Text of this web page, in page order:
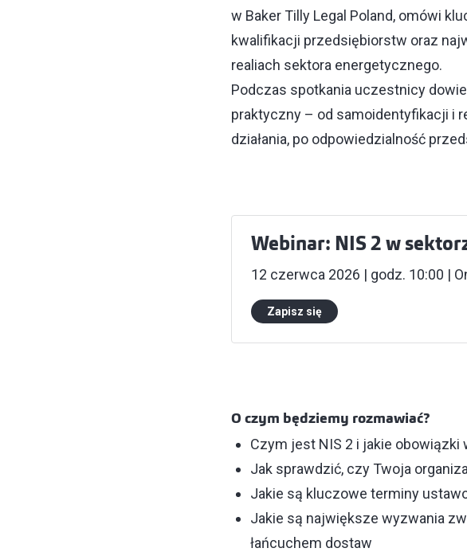
w Baker Tilly Legal Poland, omówi
kwalifikacji przedsiębiorstw oraz
realiach sektora energetycznego.
Podczas spotkania uczestnicy
praktyczny – od samoidentyfikacji i
działania, po odpowiedzialność
Webinar: NIS 2 w
12 czerwca 2026 | godz. 10:00 |
Zapisz się
O czym będziemy rozmawiać?
Czym jest NIS 2 i jakie
Jak sprawdzić, czy Twoja
Jakie są kluczowe terminy
Jakie są największe wyzwania
łańcuchem dostaw